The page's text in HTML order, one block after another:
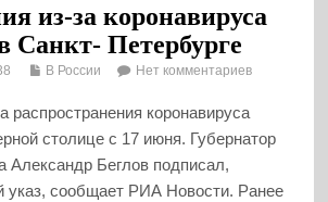
из-за коронавируса
Санкт- Петербурге
В России Нет комментариев
распространения коронавируса
столице с 17 июня. Губернатор
Александр Беглов подписал,
указ, сообщает РИА Новости. Ранее